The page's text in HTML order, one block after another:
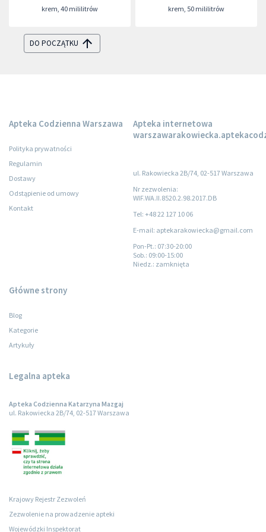
krem, 40 mililitrów
naczynkowej i z
krem, 50 mililitrów
DO POCZĄTKU
Apteka Codzienna Warszawa
Polityka prywatności
Regulamin
Dostawy
Odstąpienie od umowy
Kontakt
Apteka internetowa
ul. Rakowiecka 2B/74, 02-517 Warszawa
Nr zezwolenia:
WIF.WA.II.8520.2.98.2017.DB
Tel: +48 22 127 10 06
E-mail: aptekarakowiecka@gmail.com
Pon-Pt.: 07:30-20:00
Sob.: 09:00-15:00
Niedz.: zamknięta
Główne strony
Blog
Kategorie
Artykuły
Legalna apteka
Apteka Codzienna Katarzyna Mazgaj
ul. Rakowiecka 2B/74, 02-517 Warszawa
Krajowy Rejestr Zezwoleń
Zezwolenie na prowadzenie apteki
Wojewódzki Inspektorat